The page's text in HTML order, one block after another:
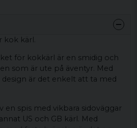
kok kärl.
för kokkärl är en smidig och
som är ute på äventyr. Med
är det enkelt att ta med
en spis med vikbara sidoväggar
US och GB kärl. Med